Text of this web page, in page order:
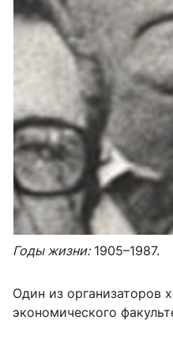
Годы жизни:1905–1987.
Один из организаторов
экономического